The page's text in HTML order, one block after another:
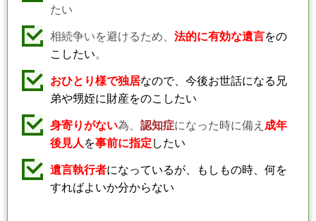
たい
相続争いを避けるため、 法的に有効な遺言をの
こしたい。
おひとり様で独居なので、今後お世話になる兄
弟や甥姪に財産をのこしたい
身寄りがない為、 認知症になった時に備え 成年
後見人 を事前に指定 したい
遺言執行者になっているが、もしもの時、何を
すればよいか分からない